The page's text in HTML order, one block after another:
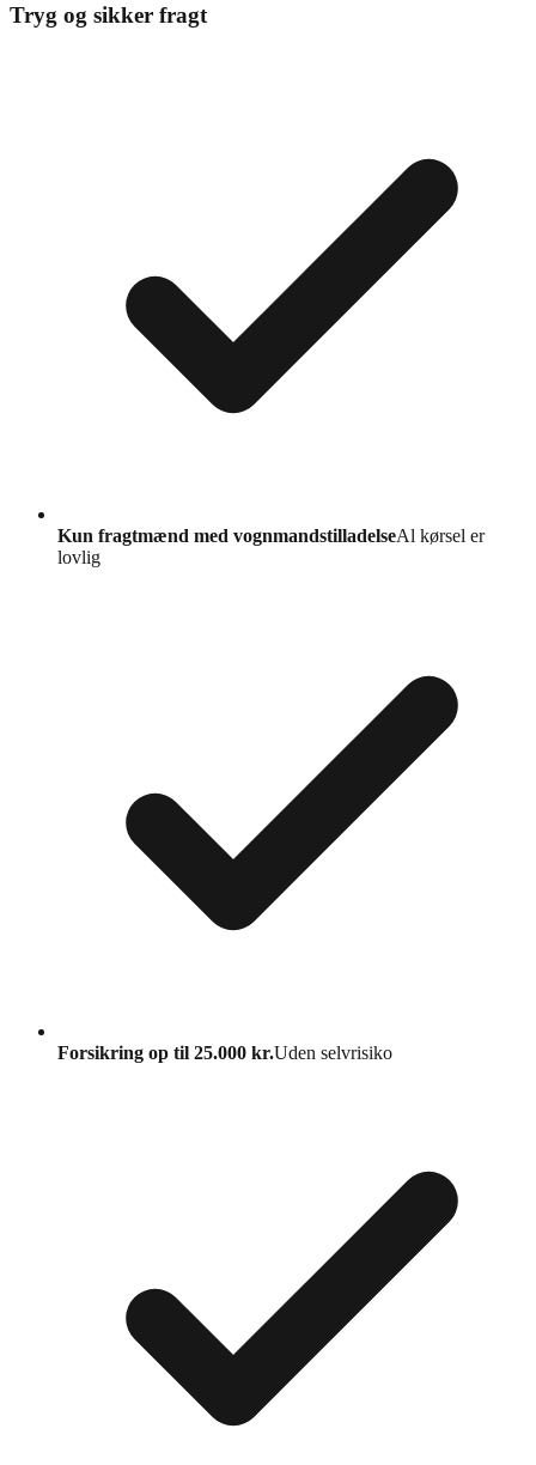
Tryg og sikker fragt
Kun fragtmænd med vognmandstilladelseAl kørsel er
lovlig
Forsikring op til 25.000 kr.Uden selvrisiko